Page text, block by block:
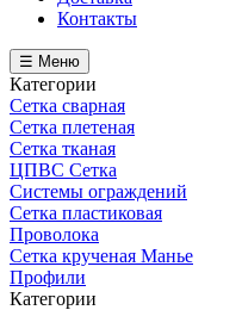
Контакты
☰ Меню
Категории
Сетка сварная
Сетка плетеная
Сетка тканая
ЦПВС Сетка
Системы ограждений
Сетка пластиковая
Проволока
Сетка крученая Манье
Профили
Категории